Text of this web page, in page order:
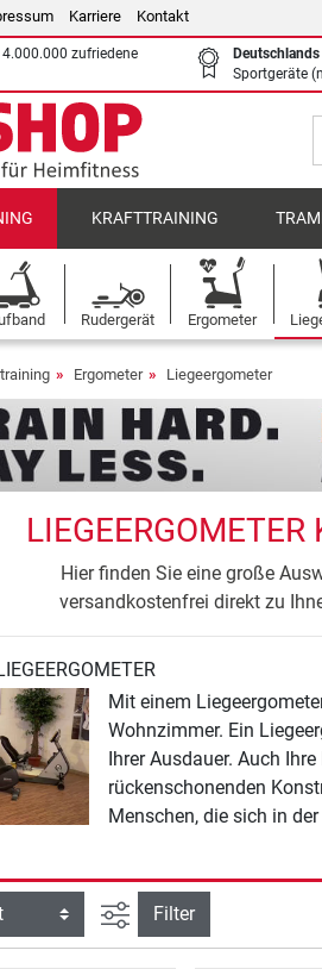
Karriere Kontakt
zufriedene
Sportgeräte
KRAFTTRAINING
Rudergerät Ergometer
Ergometer Liegeergometer
Hier finden Sie eine große
versandkostenfrei direkt zu
Mit einem
Wohnzimmer. Ein
Ihrer Ausdauer. Auch
rückenschonenden
Menschen, die sich in
Ansicht filtern
Filter